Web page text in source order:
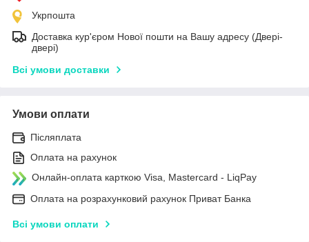
Укрпошта
Доставка кур'єром Нової пошти на Вашу адресу (Двері-
двері)
Всі умови доставки
Умови оплати
Післяплата
Оплата на рахунок
Онлайн-оплата карткою Visa, Mastercard - LiqPay
Оплата на розрахунковий рахунок Приват Банка
Всі умови оплати